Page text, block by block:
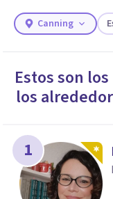
necesidades.
Canning
Estos son
los
1